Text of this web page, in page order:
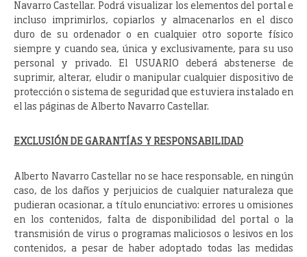
Navarro Castellar. Podrá visualizar los elementos del portal e
incluso imprimirlos, copiarlos y almacenarlos en el disco
duro de su ordenador o en cualquier otro soporte físico
siempre y cuando sea, única y exclusivamente, para su uso
personal y privado. El USUARIO deberá abstenerse de
suprimir, alterar, eludir o manipular cualquier dispositivo de
protección o sistema de seguridad que estuviera instalado en
el las páginas de Alberto Navarro Castellar.
EXCLUSIÓN DE GARANTÍAS Y RESPONSABILIDAD
Alberto Navarro Castellar no se hace responsable, en ningún
caso, de los daños y perjuicios de cualquier naturaleza que
pudieran ocasionar, a título enunciativo: errores u omisiones
en los contenidos, falta de disponibilidad del portal o la
transmisión de virus o programas maliciosos o lesivos en los
contenidos, a pesar de haber adoptado todas las medidas